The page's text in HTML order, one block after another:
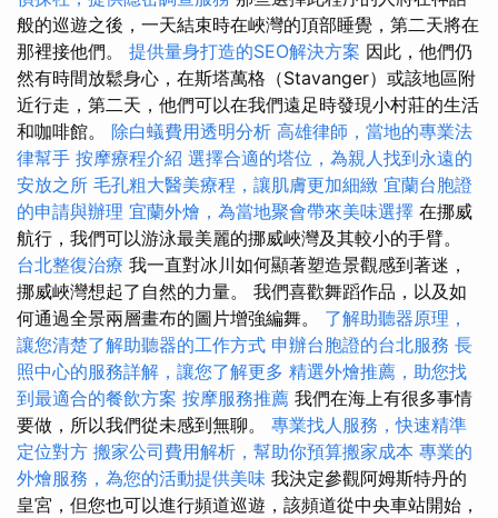
般的巡遊之後，一天結束時在峽灣的頂部睡覺，第二天將在
那裡接他們。 提供量身打造的SEO解決方案 因此，他們仍
然有時間放鬆身心，在斯塔萬格（Stavanger）或該地區附
近行走，第二天，他們可以在我們遠足時發現小村莊的生活
和咖啡館。 除白蟻費用透明分析 高雄律師，當地的專業法
律幫手 按摩療程介紹 選擇合適的塔位，為親人找到永遠的
安放之所 毛孔粗大醫美療程，讓肌膚更加細緻 宜蘭台胞證
的申請與辦理 宜蘭外燴，為當地聚會帶來美味選擇 在挪威
航行，我們可以游泳最美麗的挪威峽灣及其較小的手臂。
台北整復治療 我一直對冰川如何顯著塑造景觀感到著迷，
挪威峽灣想起了自然的力量。 我們喜歡舞蹈作品，以及如
何通過全景兩層畫布的圖片增強編舞。 了解助聽器原理，
讓您清楚了解助聽器的工作方式 申辦台胞證的台北服務 長
照中心的服務詳解，讓您了解更多 精選外燴推薦，助您找
到最適合的餐飲方案 按摩服務推薦 我們在海上有很多事情
要做，所以我們從未感到無聊。 專業找人服務，快速精準
定位對方 搬家公司費用解析，幫助你預算搬家成本 專業的
外燴服務，為您的活動提供美味 我決定參觀阿姆斯特丹的
皇宮，但您也可以進行頻道巡遊，該頻道從中央車站開始，